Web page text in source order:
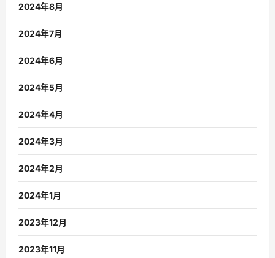
2024年8月
2024年7月
2024年6月
2024年5月
2024年4月
2024年3月
2024年2月
2024年1月
2023年12月
2023年11月